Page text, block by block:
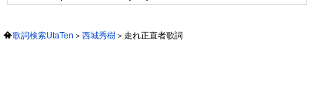
歌詞検索UtaTen 西城秀樹 走れ正直者歌詞